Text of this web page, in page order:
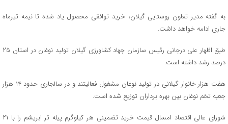
به گفته مدیر تعاون روستایی گیلان، خرید توافقی محصول یاد شده تا نیمه تیرماه
جاری ادامه خواهد داشت.
طبق اظهار علی درجانی رئیس سازمان جهاد کشاورزی گیلان تولید نوغان در استان ۲۵
درصد رشد داشته است.
هفت هزار خانوار گیلانی در تولید نوغان مشغول فعالیتند و در سالجاری حدود ۱۴ هزار
جعبه تخم نوغان بین بهره برداران توزیع شده است.
شورای عالی اقتصاد امسال قیمت خرید تضمینی هر کیلوگرم پیله تر ابریشم را با ۲۱